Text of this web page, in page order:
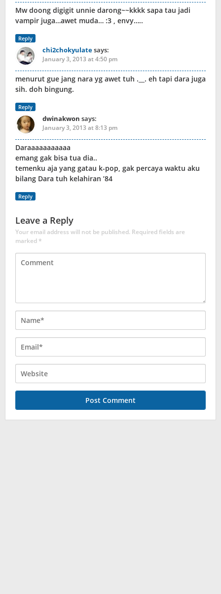
Mw doong digigit unnie darong~~kkkk sapa tau jadi
vampir juga…awet muda… :3 , envy…..
Reply
chi2chokyulatesays:
January 3, 2013 at 4:50 pm
menurut gue jang nara yg awet tuh .__. eh tapi dara juga
sih. doh bingung.
Reply
dwinakwon says:
January 3, 2013 at 8:13 pm
Daraaaaaaaaaaa
emang gak bisa tua dia..
temenku aja yang gatau k-pop, gak percaya waktu aku
bilang Dara tuh kelahiran ’84
Reply
Leave a Reply
Your email address will not be published. Required fields are
marked*